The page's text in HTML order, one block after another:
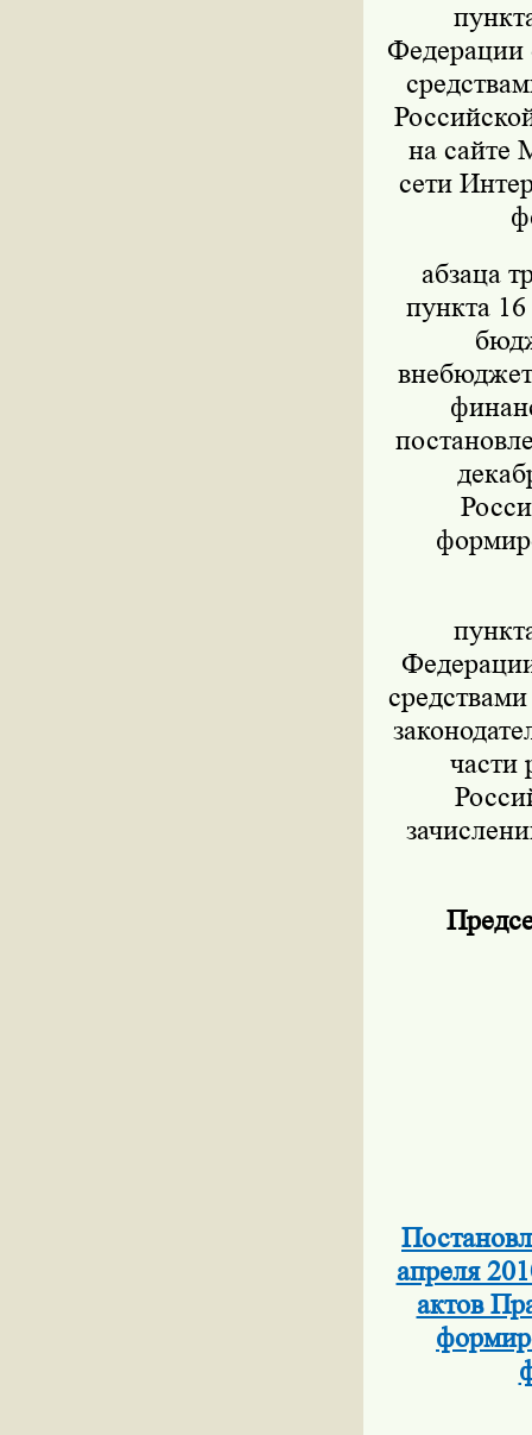
Федерации
на сайте
сети
абзаца
пункта
части
апреля
актов